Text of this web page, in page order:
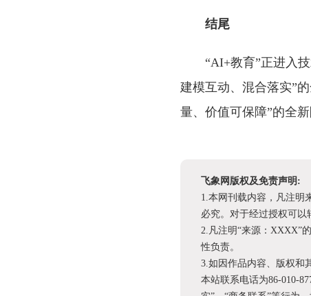
结尾
“AI+教育”正进入
建模互动、混合落实”
量、价值可保障”的全
飞象网版权及免责声明:
1.本网刊载内容，凡注明
必究。对于经过授权可以
2.凡注明“来源：XXXX”
性负责。
3.如因作品内容、版权和
本站联系电话为86-010-